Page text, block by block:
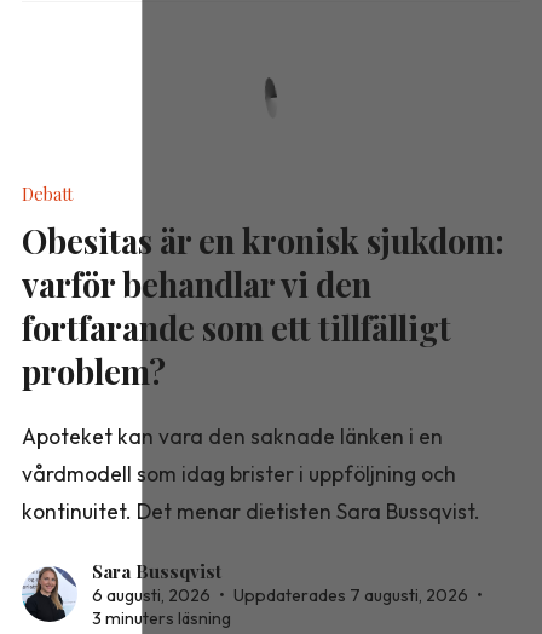
Debatt
Obesitas är en kronisk sjukdom:
varför behandlar vi den
fortfarande som ett tillfälligt
problem?
Apoteket kan vara den saknade länken i en
vårdmodell som idag brister i uppföljning och
kontinuitet. Det menar dietisten Sara Bussqvist.
Sara Bussqvist
6 augusti, 2026 • Uppdaterades 7 augusti, 2026 •
3 minuters läsning